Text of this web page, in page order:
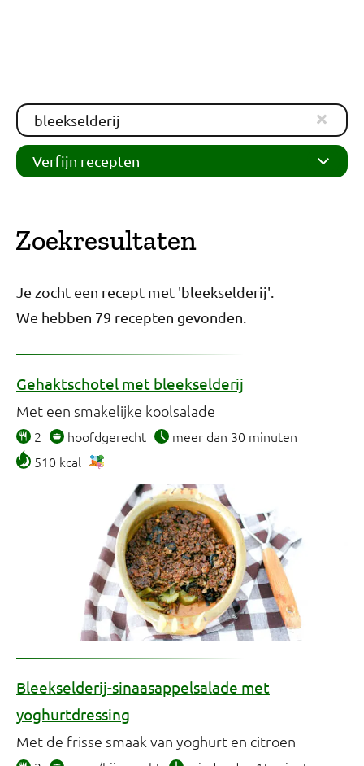
Verfijn recepten
Zoekresultaten
Je zocht een recept met 'bleekselderij'.
We hebben 79 recepten gevonden.
Gehaktschotel met bleekselderij
Met een smakelijke koolsalade
2 hoofdgerecht
meer dan 30 minuten
510 kcal
Bleekselderij-sinaasappelsalade met
yoghurtdressing
Met de frisse smaak van yoghurt en citroen